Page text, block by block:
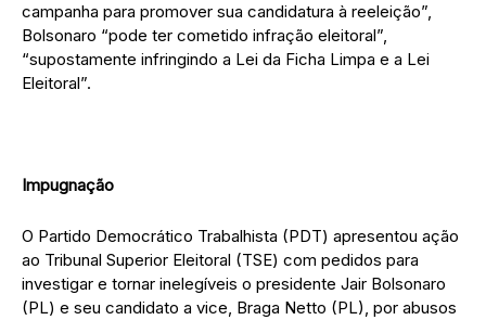
campanha para promover sua candidatura à reeleição”,
Bolsonaro “pode ter cometido infração eleitoral”,
“supostamente infringindo a Lei da Ficha Limpa e a Lei
Eleitoral”.
Impugnação
O Partido Democrático Trabalhista (PDT) apresentou ação
ao Tribunal Superior Eleitoral (TSE) com pedidos para
investigar e tornar inelegíveis o presidente Jair Bolsonaro
(PL) e seu candidato a vice, Braga Netto (PL), por abusos